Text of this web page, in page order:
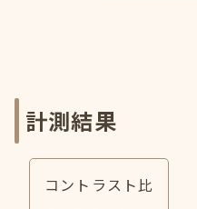
計測結果
コントラスト比